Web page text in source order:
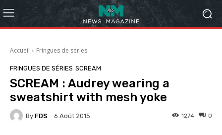
Accueil Fringues de séries
FRINGUES DE SÉRIES SCREAM
SCREAM : Audrey wearing a
sweatshirt with mesh yoke
By FDS 6 Août 2015 0
1274